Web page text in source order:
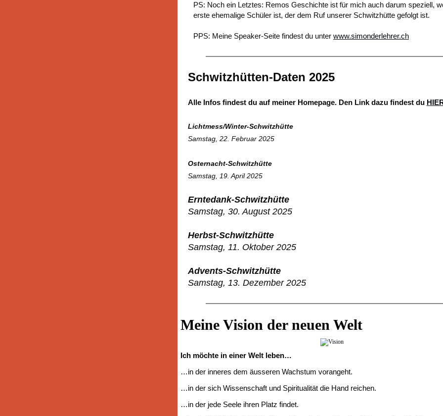
PS: Noch ein Letztes: Remos Geschichte ist für mich auch darum speziell,
erste ehemalige Schüler ist, der dem Ruf unserer Schwitzhütte gefolgt ist.
PPS: Meine Speaker-Seite findest du unter www.simonderlehrer.ch
Schwitzhütten-Daten 2025
Alle Infos findest du auf meiner Homepage. Den Link dazu findest du
Lichtmess/Winter-Schwitzhütte
Samstag, 22. Februar 2025
Osternacht-Schwitzhütte
Samstag, 19. April 2025
Erntedank-Schwitzhütte
Samstag, 30. August 2025
Herbst-Schwitzhütte
Samstag, 11. Oktober 2025
Advents-Schwitzhütte
Samstag, 13. Dezember 2025
Meine Vision der neuen Welt
Ich möchte in einer Welt leben…
…in der inneres dem äusseren Wachstum vorangeht.
…in der sich Wissenschaft und Spiritualität die Hand reichen.
…in der jede Seele ihren Platz findet.